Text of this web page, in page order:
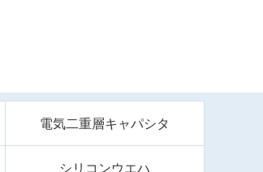
電気二重層キャパシタ
シリコンウエハ